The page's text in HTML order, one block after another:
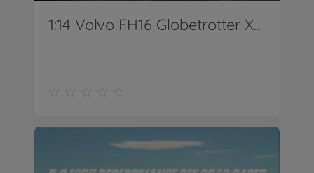
1:14 Volvo FH16 Globetrotter XL 750 4x2 Tractor